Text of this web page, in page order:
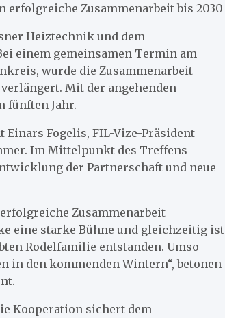
erfolgreiche Zusammenarbeit bis 2030
Heiztechnik und dem
einem gemeinsamen Termin am
wurde die Zusammenarbeit
Mit der angehenden
fünften Jahr.
Fogelis, FIL-Vize-Präsident
Im Mittelpunkt des Treffens
der Partnerschaft und neue
Zusammenarbeit
eine starke Bühne und gleichzeitig ist
Rodelfamilie entstanden. Umso
in den kommenden Wintern“, betonen
Kooperation sichert dem